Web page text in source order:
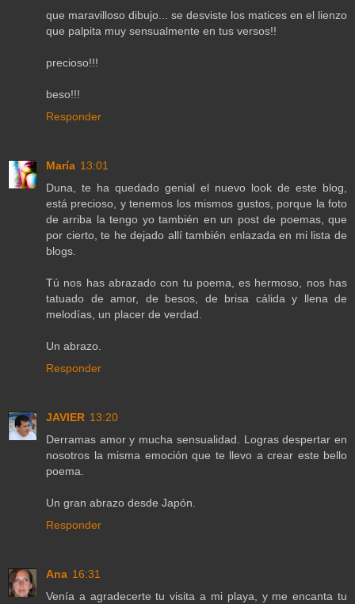
que maravilloso dibujo... se desviste los matices en el lienzo
que palpita muy sensualmente en tus versos!!
precioso!!!
beso!!!
Responder
María 13:01
Duna, te ha quedado genial el nuevo look de este blog,
está precioso, y tenemos los mismos gustos, porque la foto
de arriba la tengo yo también en un post de poemas, que
por cierto, te he dejado allí también enlazada en mi lista de
blogs.
Tú nos has abrazado con tu poema, es hermoso, nos has
tatuado de amor, de besos, de brisa cálida y llena de
melodías, un placer de verdad.
Un abrazo.
Responder
JAVIER 13:20
Derramas amor y mucha sensualidad. Logras despertar en
nosotros la misma emoción que te llevo a crear este bello
poema.
Un gran abrazo desde Japón.
Responder
Ana 16:31
Venía a agradecerte tu visita a mi playa, y me encanta tu